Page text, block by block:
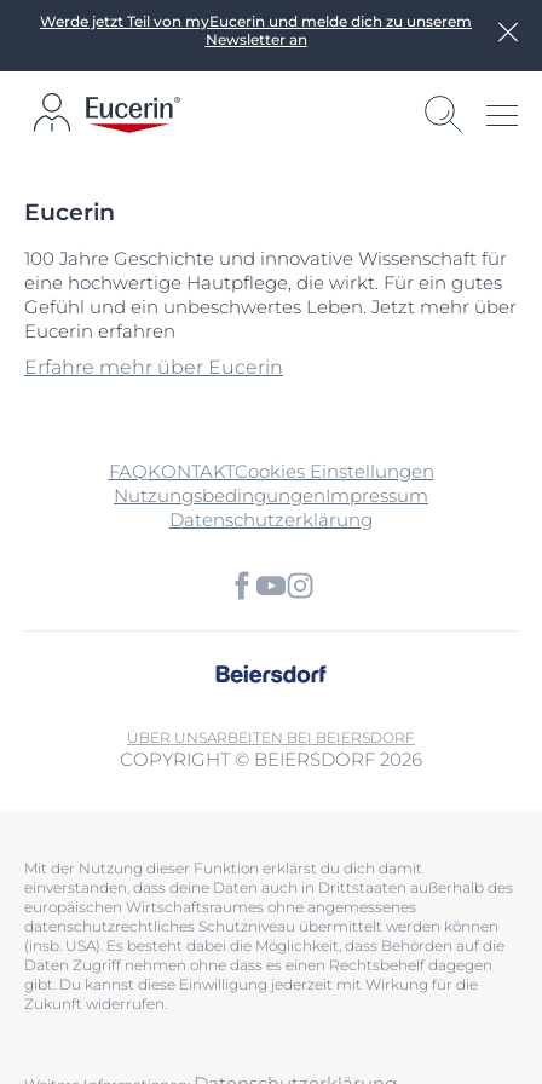
Werde jetzt Teil von myEucerin und melde dich zu unserem
Newsletter an
Eucerin
100 Jahre Geschichte und innovative Wissenschaft für
eine hochwertige Hautpflege, die wirkt. Für ein gutes
Gefühl und ein unbeschwertes Leben. Jetzt mehr über
Eucerin erfahren
Erfahre mehr über Eucerin
FAQKONTAKTCookies Einstellungen
NutzungsbedingungenImpressum
Datenschutzerklärung
ÜBER UNSARBEITEN BEI BEIERSDORF
COPYRIGHT © BEIERSDORF 2026
Mit der Nutzung dieser Funktion erklärst du dich damit
einverstanden, dass deine Daten auch in Drittstaaten außerhalb des
europäischen Wirtschaftsraumes ohne angemessenes
datenschutzrechtliches Schutzniveau übermittelt werden können
(insb. USA). Es besteht dabei die Möglichkeit, dass Behörden auf die
Daten Zugriff nehmen ohne dass es einen Rechtsbehelf dagegen
gibt. Du kannst diese Einwilligung jederzeit mit Wirkung für die
Zukunft widerrufen.